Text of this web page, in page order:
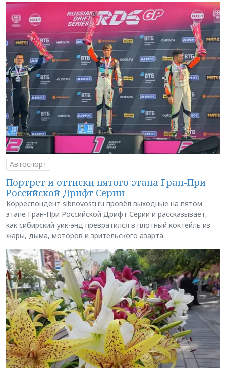
Автоспорт
Портрет и оттиски пятого этапа Гран-При
Российской Дрифт Серии
Корреспондент sibnovosti.ru провёл выходные на пятом
этапе Гран-При Российской Дрифт Серии и рассказывает,
как сибирский уик-энд превратился в плотный коктейль из
жары, дыма, моторов и зрительского азарта